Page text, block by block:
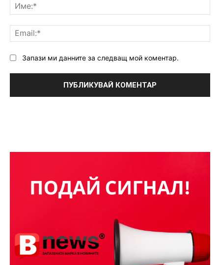
Запази ми данните за следващ мой коментар.